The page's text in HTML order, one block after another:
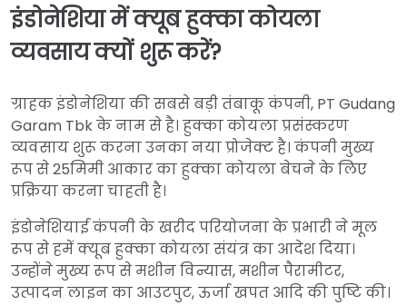
इंडोनेशिया में क्यूब हुक्का कोयला
व्यवसाय क्यों शुरू करें?
ग्राहक इंडोनेशिया की सबसे बड़ी तंबाकू कंपनी, PT Gudang
Garam Tbk के नाम से है। हुक्का कोयला प्रसंस्करण
व्यवसाय शुरू करना उनका नया प्रोजेक्ट है। कंपनी मुख्य
रूप से 25मिमी आकार का हुक्का कोयला बेचने के लिए
प्रक्रिया करना चाहती है।
इंडोनेशियाई कंपनी के खरीद परियोजना के प्रभारी ने मूल
रूप से हमें क्यूब हुक्का कोयला संयंत्र का आदेश दिया।
उन्होंने मुख्य रूप से मशीन विन्यास, मशीन पैरामीटर,
उत्पादन लाइन का आउटपुट, ऊर्जा खपत आदि की पुष्टि की।